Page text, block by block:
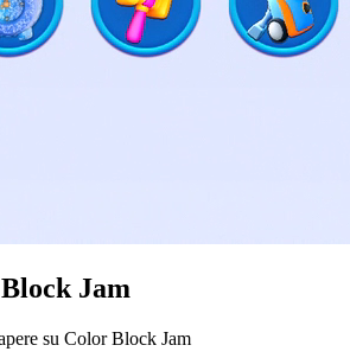
Jam
su Color Block Jam